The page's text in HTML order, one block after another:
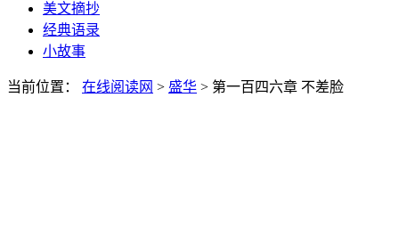
美文摘抄
经典语录
小故事
当前位置： 在线阅读网 > 盛华 > 第一百四六章 不差脸